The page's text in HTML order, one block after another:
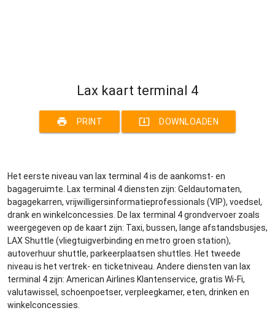
Lax kaart terminal 4
print PRINT system_update_alt DOWNLOADEN
Het eerste niveau van lax terminal 4 is de aankomst- en
bagageruimte. Lax terminal 4 diensten zijn: Geldautomaten,
bagagekarren, vrijwilligersinformatieprofessionals (VIP), voedsel,
drank en winkelconcessies. De lax terminal 4 grondvervoer zoals
weergegeven op de kaart zijn: Taxi, bussen, lange afstandsbusjes,
LAX Shuttle (vliegtuigverbinding en metro groen station),
autoverhuur shuttle, parkeerplaatsen shuttles. Het tweede
niveau is het vertrek- en ticketniveau. Andere diensten van lax
terminal 4 zijn: American Airlines Klantenservice, gratis Wi-Fi,
valutawissel, schoenpoetser, verpleegkamer, eten, drinken en
winkelconcessies.